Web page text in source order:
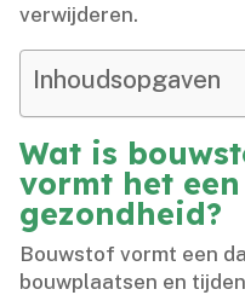
verwijderen.​
Inhoudsopgaven
Wat is
vormt het
gezondheid?
Bouwstof vormt een
bouwplaatsen en